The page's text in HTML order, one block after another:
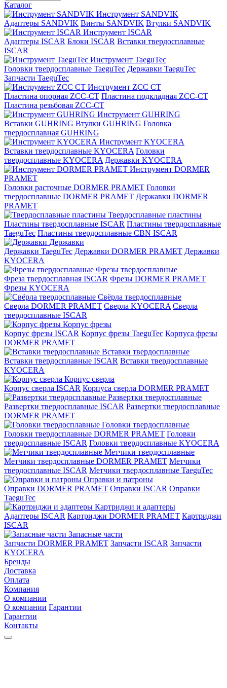
Каталог
Инструмент SANDVIK
Адаптеры SANDVIK Винты SANDVIK Втулки SANDVIK
Инструмент ISCAR
Адаптеры ISCAR Блоки ISCAR Вставки твердосплавные
ISCAR
Инструмент TaeguTec
Головки твердосплавные TaeguTec Державки TaeguTec
Запчасти TaeguTec
Инструмент ZCС CT
Пластина опорная ZCC-CT Пластина подкладная ZCC-CT
Пластина резьбовая ZCC-CT
Инструмент GUHRING
Вставки GUHRING Втулки GUHRING Головка
твердосплавная GUHRING
Инструмент KYOCERA
Вставки твердосплавные KYOCERA Головки
твердосплавные KYOCERA Державки KYOCERA
Инструмент DORMER
PRAMET
Головки расточные DORMER PRAMET Головки
твердосплавные DORMER PRAMET Державки DORMER
PRAMET
Твердосплавные пластины
Пластины твердосплавные ISCAR Пластины твердосплавные
TaeguTec Пластины твердосплавные CBN ISCAR
Державки
Державки TaeguTec Державки DORMER PRAMET Державки
KYOCERA
Фрезы твердосплавные
Фреза твердосплавная ISCAR Фрезы DORMER PRAMET
Фрезы KYOCERA
Свёрла твердосплавные
Сверла DORMER PRAMET Сверла KYOCERA Сверла
твердосплавные ISCAR
Корпус фрезы
Корпус фрезы ISCAR Корпус фрезы TaeguTec Корпуса фрезы
DORMER PRAMET
Вставки твердосплавные
Вставки твердосплавные ISCAR Вставки твердосплавные
KYOCERA
Корпус сверла
Корпус сверла ISCAR Корпуса сверла DORMER PRAMET
Развертки твердосплавные
Развертки твердосплавные ISCAR Развертки твердосплавные
DORMER PRAMET
Головки твердосплавные
Головки твердосплавные DORMER PRAMET Головки
твердосплавные ISCAR Головки твердосплавные KYOCERA
Метчики твердосплавные
Метчики твердосплавные DORMER PRAMET Метчики
твердосплавные ISCAR Метчики твердосплавные TaeguTec
Оправки и патроны
Оправки DORMER PRAMET Оправки ISCAR Оправки
TaeguTec
Картриджи и адаптеры
Адаптеры ISCAR Картриджи DORMER PRAMET Картриджи
ISCAR
Запасные части
Запчасти DORMER PRAMET Запчасти ISCAR Запчасти
KYOCERA
Бренды
Доставка
Оплата
Компания
О компании
О компании Гарантии
Гарантии
Контакты